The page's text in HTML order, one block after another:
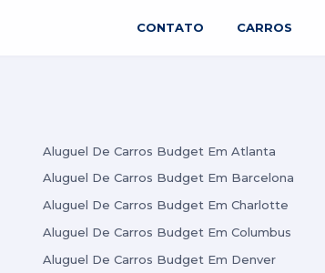
CONTATO CARROS
Aluguel De Carros Budget Em Atlanta
Aluguel De Carros Budget Em Barcelona
Aluguel De Carros Budget Em Charlotte
Aluguel De Carros Budget Em Columbus
Aluguel De Carros Budget Em Denver